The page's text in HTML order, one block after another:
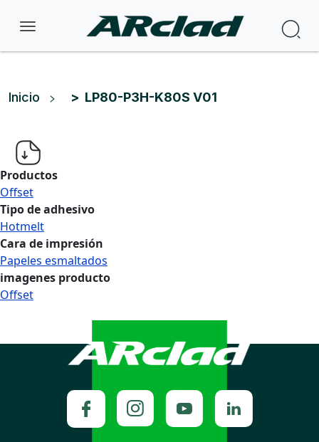
Ruta de navegación
Inicio LP80-P3H-K80S V01
Productos
Offset
Tipo de adhesivo
Hotmelt
Cara de impresión
Papeles esmaltados
imagenes producto
Offset